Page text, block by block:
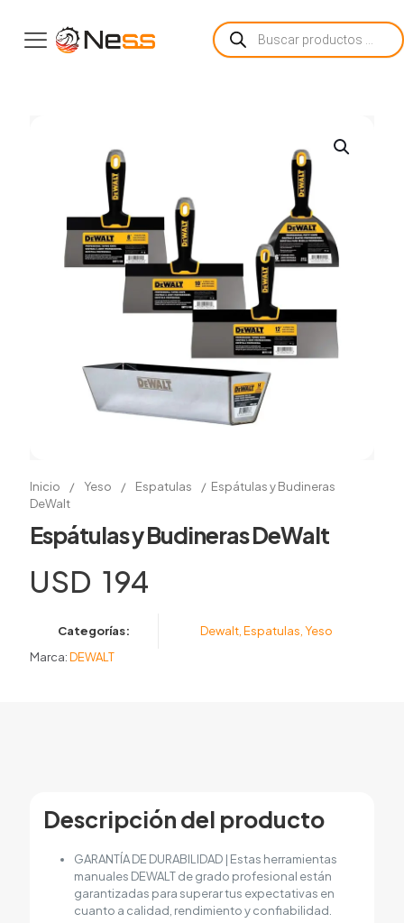
Búsqueda
de
productos
Inicio / Yeso / Espatulas / Espátulas y Budineras
DeWalt
Espátulas y Budineras DeWalt
USD 194
Categorías: Dewalt Espatulas Yeso
Marca:DEWALT
Descripción del producto
GARANTÍA DE DURABILIDAD | Estas herramientas
manuales DEWALT de grado profesional están
garantizadas para superar tus expectativas en
cuanto a calidad, rendimiento y confiabilidad.